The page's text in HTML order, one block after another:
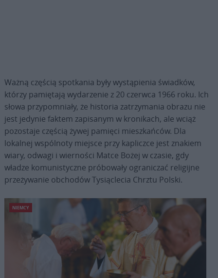
Ważną częścią spotkania były wystąpienia świadków,
którzy pamiętają wydarzenie z 20 czerwca 1966 roku. Ich
słowa przypomniały, że historia zatrzymania obrazu nie
jest jedynie faktem zapisanym w kronikach, ale wciąż
pozostaje częścią żywej pamięci mieszkańców. Dla
lokalnej wspólnoty miejsce przy kapliczce jest znakiem
wiary, odwagi i wierności Matce Bożej w czasie, gdy
władze komunistyczne próbowały ograniczać religijne
przeżywanie obchodów Tysiąclecia Chrztu Polski.
NIEMCY